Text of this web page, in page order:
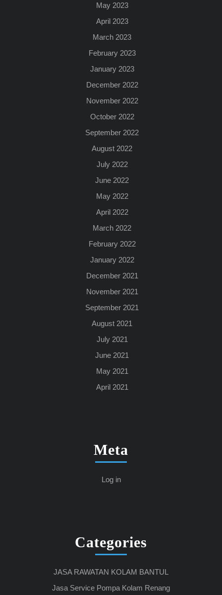
May 2023
April 2023
March 2023
February 2023
January 2023
December 2022
November 2022
October 2022
September 2022
August 2022
July 2022
June 2022
May 2022
April 2022
March 2022
February 2022
January 2022
December 2021
November 2021
September 2021
August 2021
July 2021
June 2021
May 2021
April 2021
Meta
Log in
Categories
JASA RAWATAN KOLAM BANTUL
Jasa Service Pompa Kolam Renang